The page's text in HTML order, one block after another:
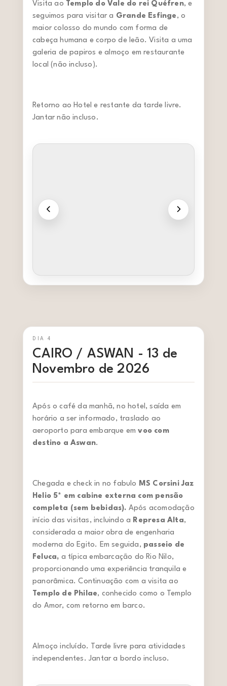
Visita ao Templo do Vale do rei Quéfren, e
seguimos para visitar a Grande Esfinge , o
maior colosso do mundo com forma de
cabeça humana e corpo de leão. Visita a uma
galeria de papiros e almoço em restaurante
local (não incluso).
Retorno ao Hotel e restante da tarde livre.
Jantar não incluso.
DIA 4
CAIRO / ASWAN - 13 de
Novembro de 2026
Após o café da manhã, no hotel, saída em
horário a ser informado, traslado ao
aeroporto para embarque emvoo com
destino a Aswan.
Chegada e check in no fabulo MS Corsini Jaz
Helio 5* em cabine externa com pensão
completa (sem bebidas). Após acomodação
início das visitas, incluindo a Represa Alta,
considerada a maior obra de engenharia
moderna do Egito. Em seguida, passeio de
Feluca, a típica embarcação do Rio Nilo,
proporcionando uma experiência tranquila e
panorâmica. Continuação com a visita ao
Templo de Philae, conhecido como o Templo
do Amor, com retorno em barco.
Almoço incluído. Tarde livre para atividades
independentes. Jantar a bordo incluso.